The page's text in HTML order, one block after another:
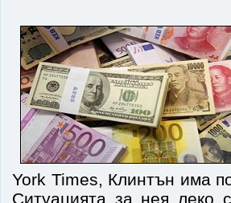
York Times, Клинтън има
Ситуацията за нея леко